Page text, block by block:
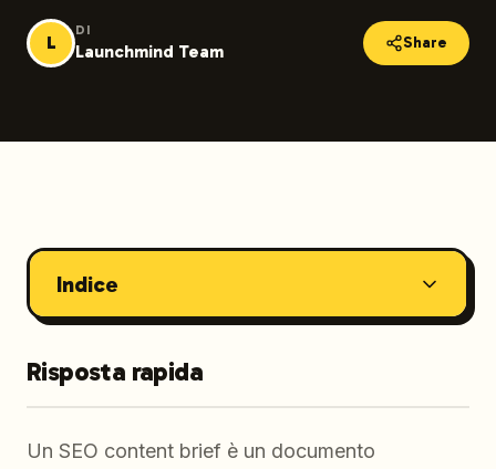
L
DI
Launchmind Team Share
Indice
Risposta rapida
Un SEO content brief è un documento